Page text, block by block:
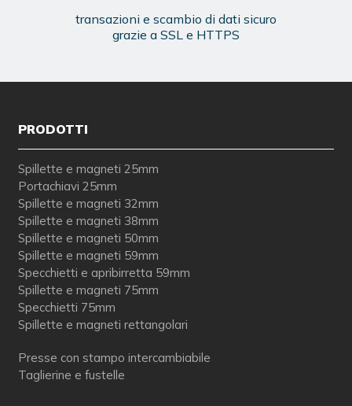
transazioni e scambio di dati sicuro
grazie a SSL e HTTPS
PRODOTTI
Spillette e magneti 25mm
Portachiavi 25mm
Spillette e magneti 32mm
Spillette e magneti 38mm
Spillette e magneti 50mm
Spillette e magneti 59mm
Specchietti e apribirretta 59mm
Spillette e magneti 75mm
Specchietti 75mm
Spillette e magneti rettangolari
Presse con stampo intercambiabile
Taglierine e fustelle